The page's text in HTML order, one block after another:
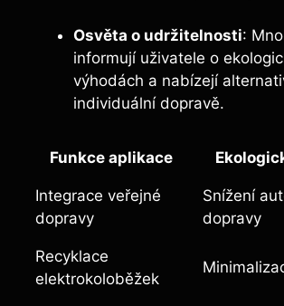
Osvěta o udržitelnosti:
informují uživatele o
výhodách a nabízejí
individuální dopravě.
Funkce aplikace
Integrace veřejné
dopravy
Snížení
dopravy
Recyklace
elektrokoloběžek